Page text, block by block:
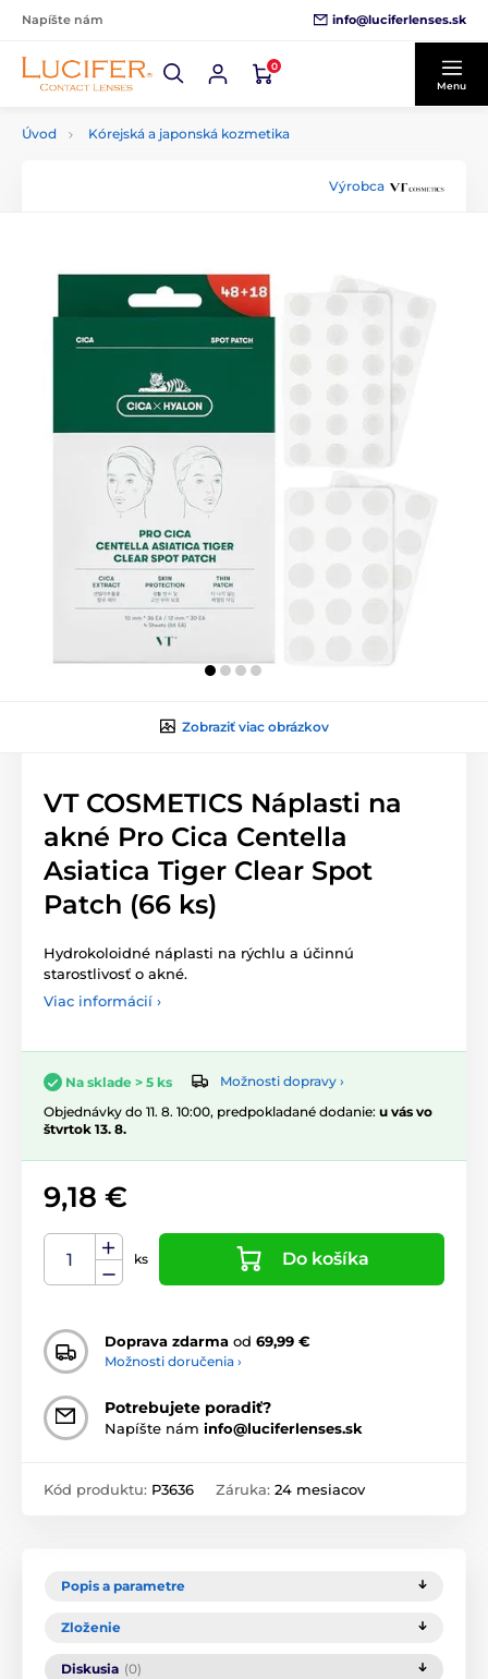
Napíšte nám info@luciferlenses.sk
0
Menu
Úvod Kórejská a japonská kozmetika
Výrobca
Zobraziť viac obrázkov
VT COSMETICS Náplasti na
akné Pro Cica Centella
Asiatica Tiger Clear Spot
Patch (66 ks)
Hydrokoloidné náplasti na rýchlu a účinnú
starostlivosť o akné.
Viac informácií ›
Na sklade > 5 ks
Možnosti dopravy ›
Objednávky do 11. 8. 10:00, predpokladané dodanie: u vás vo
štvrtok 13. 8.
9,18 €
ks Do košíka
Doprava zdarma od 69,99 €
Možnosti doručenia ›
Potrebujete poradiť?
Napíšte nám info@luciferlenses.sk
Kód produktu: P3636 Záruka: 24 mesiacov
Popis a parametre
Zloženie
Diskusia (0)